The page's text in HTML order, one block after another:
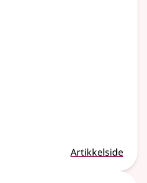
Artikkelside